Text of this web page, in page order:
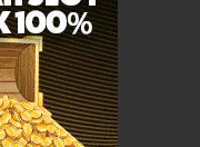
,Brazil